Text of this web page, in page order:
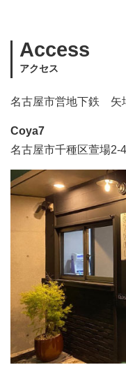
Access
アクセス
名古屋市営地下鉄 矢
Coya7
名古屋市千種区萱場